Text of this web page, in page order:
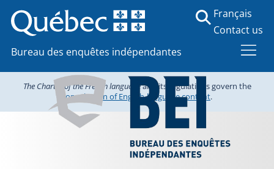
Bureau des enquêtes indépendantes
Français
Contact us
The Charter of the French languageand its regulations govern the
consultation of English-language content.